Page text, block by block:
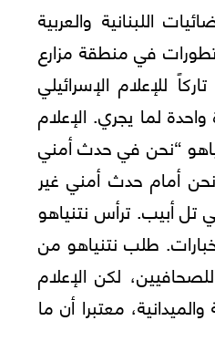
اللبنانية والعربية
تطورات في منطقة مزارع
للإعلام الإسرائيلي
لما يجري. الإعلام
“نحن في حدث أمني
أمام حدث أمني غير
تل أبيب. ترأس نتنياهو
طلب نتنياهو من
لكن الإعلام
معتبرا أن ما